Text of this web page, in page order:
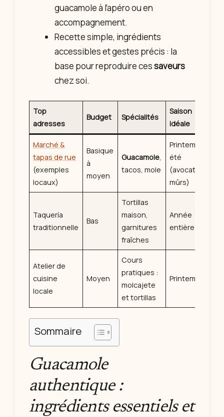
guacamole à l’apéro ou en
accompagnement.
Recette simple, ingrédients
accessibles et gestes précis : la
base pour reproduire cessaveurs
chez soi.
Top
adresses
Budget Spécialités
Saison
idéale
Marché &
tapas de rue
(exemples
locaux)
Basique
à
moyen
Guacamole
tacos, mole
Printemps-
été
(avocats
mûrs)
Taquería
traditionnelle
Bas
Tortillas
maison,
garnitures
fraîches
Année
entière
Atelier de
cuisine
locale
Moyen
Cours
pratiques :
molcajete
et tortillas
Printemps
Sommaire
Guacamole
authentique :
ingrédients essentiels et